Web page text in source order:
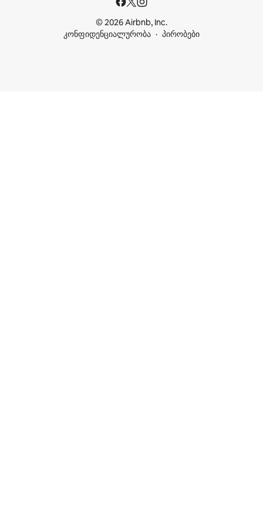
© 2026 Airbnb, Inc.
კონფიდენციალურობა
პირობები